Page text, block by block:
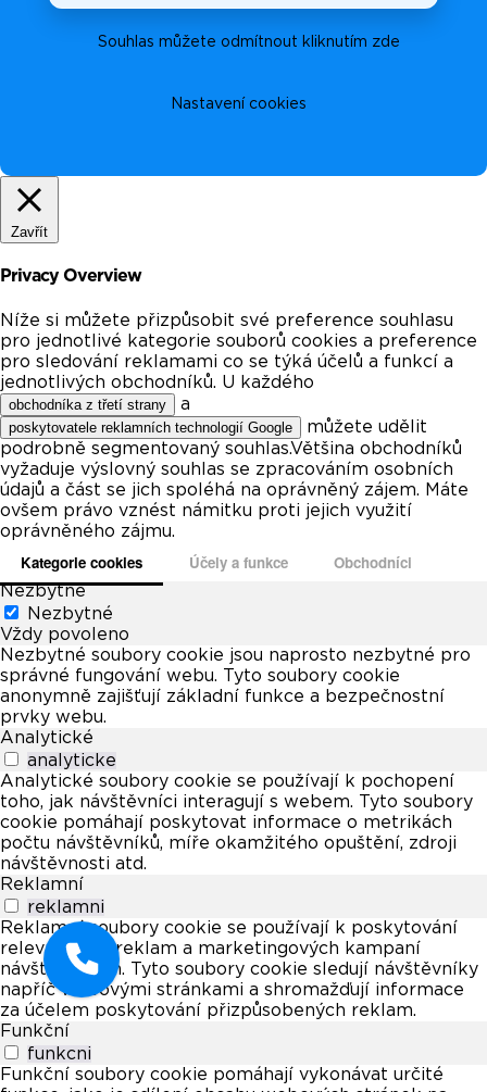
Nastavení cookies
Souhlas můžete odmítnout kliknutím zde
Zavřít
Privacy Overview
Níže si můžete přizpůsobit své preference souhlasu
pro jednotlivé kategorie souborů cookies a preference
pro sledování reklamami co se týká účelů a funkcí a
jednotlivých obchodníků. U každého
obchodníka z třetí strany a
poskytovatele reklamních technologií Google
můžete udělit
podrobně segmentovaný souhlas.Většina obchodníků
vyžaduje výslovný souhlas se zpracováním osobních
údajů a část se jich spoléhá na oprávněný zájem. Máte
ovšem právo vznést námitku proti jejich využití
oprávněného zájmu.
Kategorie cookies Účely a funkce Obchodníci
Nezbytné
Nezbytné
Vždy povoleno
Nezbytné soubory cookie jsou naprosto nezbytné pro
správné fungování webu. Tyto soubory cookie
anonymně zajišťují základní funkce a bezpečnostní
prvky webu.
Analytické
analyticke
Analytické soubory cookie se používají k pochopení
toho, jak návštěvníci interagují s webem. Tyto soubory
cookie pomáhají poskytovat informace o metrikách
počtu návštěvníků, míře okamžitého opuštění, zdroji
návštěvnosti atd.
Reklamní
reklamni
Reklamní soubory cookie se používají k poskytování
relevantních reklam a marketingových kampaní
návštěvníkům. Tyto soubory cookie sledují návštěvníky
napříč webovými stránkami a shromažďují informace
za účelem poskytování přizpůsobených reklam.
Funkční
funkcni
Funkční soubory cookie pomáhají vykonávat určité